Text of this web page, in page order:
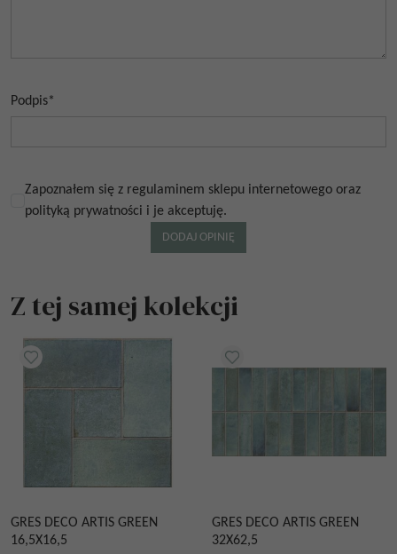
Podpis*
Zapoznałem się z regulaminem sklepu internetowego oraz
polityką prywatności i je akceptuję.
Z tej samej kolekcji
GRES DECO ARTIS GREEN
16,5X16,5
GRES DECO ARTIS GREEN
32X62,5